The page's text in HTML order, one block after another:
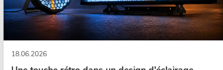
18.06.2026